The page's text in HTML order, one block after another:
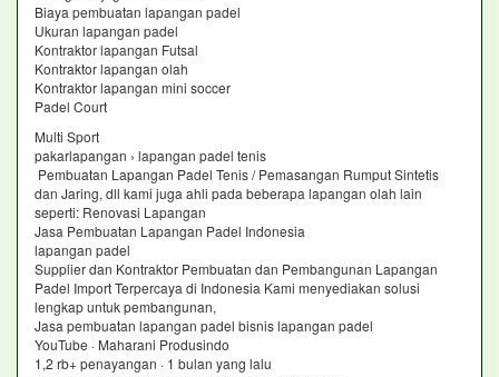
Biaya pembuatan lapangan padel
Ukuran lapangan padel
Kontraktor lapangan Futsal
Kontraktor lapangan olah
Kontraktor lapangan mini soccer
Padel Court
Multi Sport
pakarlapangan › lapangan padel tenis
Pembuatan Lapangan Padel Tenis / Pemasangan Rumput Sintetis
dan Jaring, dll kami juga ahli pada beberapa lapangan olah lain
seperti: Renovasi Lapangan
Jasa Pembuatan Lapangan Padel Indonesia
lapangan padel
Supplier dan Kontraktor Pembuatan dan Pembangunan Lapangan
Padel Import Terpercaya di Indonesia Kami menyediakan solusi
lengkap untuk pembangunan,
Jasa pembuatan lapangan padel bisnis lapangan padel
YouTube · Maharani Produsindo
1,2 rb+ penayangan · 1 bulan yang lalu